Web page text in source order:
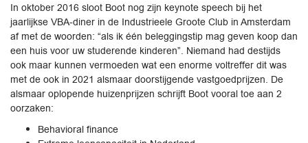
In oktober 2016 sloot Boot nog zijn keynote speech bij het
jaarlijkse VBA-diner in de Industrieele Groote Club in Amsterdam
af met de woorden: “als ik één beleggingstip mag geven koop dan
een huis voor uw studerende kinderen”. Niemand had destijds
ook maar kunnen vermoeden wat een enorme voltreffer dit was
met de ook in 2021 alsmaar doorstijgende vastgoedprijzen. De
alsmaar oplopende huizenprijzen schrijft Boot vooral toe aan 2
oorzaken:
Behavioral finance